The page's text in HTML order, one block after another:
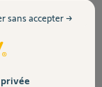
pour me
et quand la page
pouvais voir les
aide
sans accepter →